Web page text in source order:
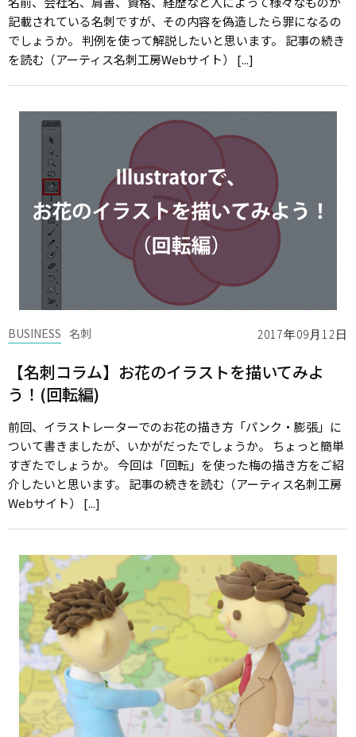
記載されている名刺ですが、その内容を偽造したら罪になるの
でしょうか。 判例を使って解説したいと思います。 記事の続き
を読む（アーティス名刺工房Webサイト） [...]
2017年09月12日
BUSINESS 名刺
【名刺コラム】お花のイラストを描いてみよ
う！(回転編)
前回、イラストレーターでのお花の描き方「パンク・膨張」に
ついて書きましたが、いかがだったでしょうか。 ちょっと簡単
すぎたでしょうか。 今回は「回転」を使った梅の描き方をご紹
介したいと思います。 記事の続きを読む（アーティス名刺工房
Webサイト） [...]